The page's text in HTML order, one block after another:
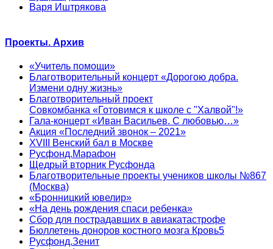
Варя Иштрякова
Проекты. Архив
«Учитель помощи»
Благотворительный концерт «Дорогою добра.
Измени одну жизнь»
Благотворительный проект
Совкомбанка «Готовимся к школе с "Халвой"!»
Гала-концерт «Иван Васильев. С любовью…»
Акция «Последний звонок – 2021»
XVIII Венский бал в Москве
Русфонд.Марафон
Щедрый вторник Русфонда
Благотворительные проекты учеников школы №867
(Москва)
«Бронницкий ювелир»
«На день рождения спаси ребенка»
Сбор для пострадавших в авиакатастрофе
Бюллетень доноров костного мозга Кровь5
Русфонд.Зенит